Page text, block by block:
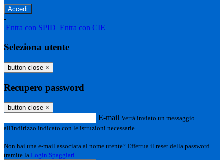
-
Entra con SPID Entra con CIE
Seleziona utente
button close ×
Recupero password
button close ×
E-mail Verrà inviato un messaggio
all'indirizzo indicato con le istruzioni necessarie.
Non hai una e-mail associata al nome utente? Effettua il reset della password
tramite la Login Spaggiari